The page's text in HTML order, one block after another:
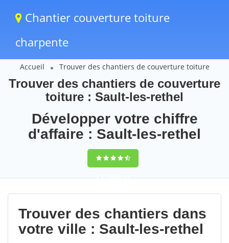
Chantier couverture toiture
charpente
Accueil Trouver des chantiers de couverture toiture
Trouver des chantiers de couverture
toiture : Sault-les-rethel
Développer votre chiffre
d'affaire : Sault-les-rethel
9,5(100%)69
votes
Trouver des chantiers dans
votre ville : Sault-les-rethel